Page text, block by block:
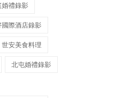
婚禮錄影
國際酒店錄影
世安美食料理
北屯婚禮錄影